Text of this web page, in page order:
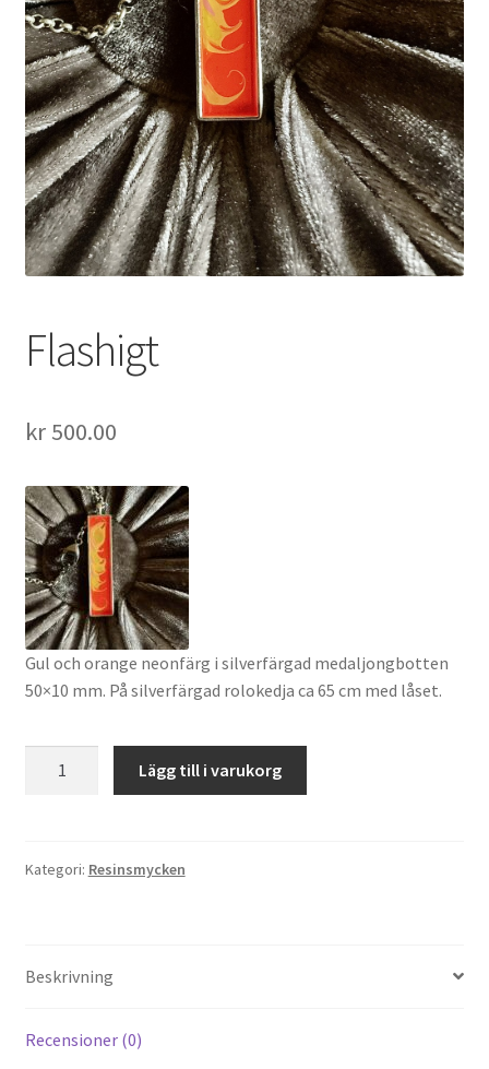
Flashigt
kr500.00
Gul och orange neonfärg i silverfärgad medaljongbotten
50×10 mm. På silverfärgad rolokedja ca 65 cm med låset.
Lägg till i varukorg
Kategori: Resinsmycken
Beskrivning
Recensioner (0)